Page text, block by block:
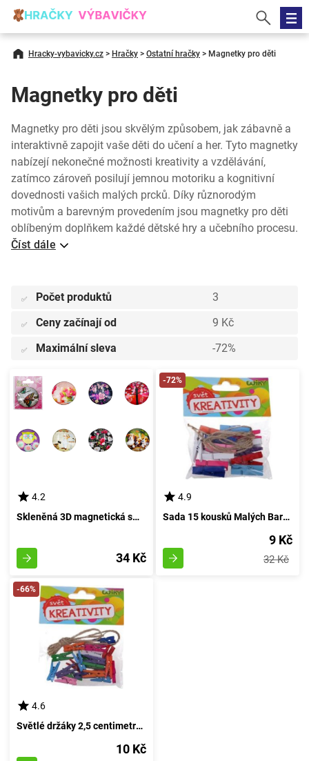
Hracky-vybavicky.cz > Hračky > Ostatní hračky > Magnetky pro děti
Magnetky pro děti
Magnetky pro děti jsou skvělým způsobem, jak zábavně a
interaktivně zapojit vaše děti do učení a her. Tyto magnetky
nabízejí nekonečné možnosti kreativity a vzdělávání,
zatímco zároveň posilují jemnou motoriku a kognitivní
dovednosti vašich malých prcků. Díky různorodým
motivům a barevným provedením jsou magnetky pro děti
oblíbeným doplňkem každé dětské hry a učebního procesu.
Číst dále
✅ Počet produktů 3
✅ Ceny začínají od 9 Kč
✅ Maximální sleva -72%
4.2
Skleněná 3D magnetická směska
34 Kč
-72%
4.9
Sada 15 kousků Malých Barevných Sponků, délka 3,5 centimetru, s provázkem
9 Kč
32 Kč
-66%
4.6
Světlé držáky 2,5 centimetru, 25 kousků + šňůrka
10 Kč